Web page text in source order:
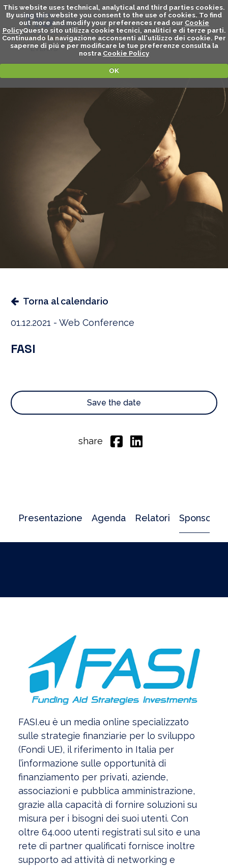
This website uses technical, analytical and third parties cookies.
By using this website you consent to the use of cookies. To find
out more and modify your preferences read our Cookie
PolicyQuesto sito utilizza cookie tecnici, analitici e di terze parti.
Continuando la navigazione acconsenti all'utilizzo dei cookie. Per
saperne di piú e per modificare le tue preferenze consulta la
nostra Cookie Policy
OK
EVENTS
Torna al calendario
01.12.2021 - Web Conference
FASI
Save the date
share
Presentazione Agenda Relatori Sponsor
FASI.eu è un media online specializzato
sulle strategie finanziarie per lo sviluppo
(Fondi UE), il riferimento in Italia per
l’informazione sulle opportunità di
finanziamento per privati, aziende,
associazioni e pubblica amministrazione,
grazie alla capacità di fornire soluzioni su
misura per i bisogni dei suoi utenti. Con
oltre 64.000 utenti registrati sul sito e una
rete di partner qualificati fornisce inoltre
supporto ad attività di networking e